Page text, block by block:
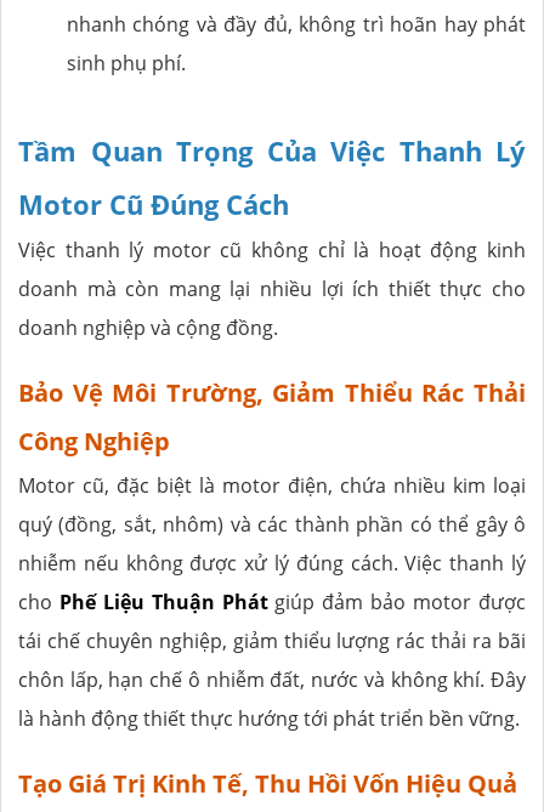
nhanh chóng và đầy đủ, không trì hoãn hay phát
sinh phụ phí.
Tầm Quan Trọng Của Việc Thanh Lý
Motor Cũ Đúng Cách
Việc thanh lý motor cũ không chỉ là hoạt động kinh
doanh mà còn mang lại nhiều lợi ích thiết thực cho
doanh nghiệp và cộng đồng.
Bảo Vệ Môi Trường, Giảm Thiểu Rác Thải
Công Nghiệp
Motor cũ, đặc biệt là motor điện, chứa nhiều kim loại
quý (đồng, sắt, nhôm) và các thành phần có thể gây ô
nhiễm nếu không được xử lý đúng cách. Việc thanh lý
cho Phế Liệu Thuận Phátgiúp đảm bảo motor được
tái chế chuyên nghiệp, giảm thiểu lượng rác thải ra bãi
chôn lấp, hạn chế ô nhiễm đất, nước và không khí. Đây
là hành động thiết thực hướng tới phát triển bền vững.
Tạo Giá Trị Kinh Tế, Thu Hồi Vốn Hiệu Quả